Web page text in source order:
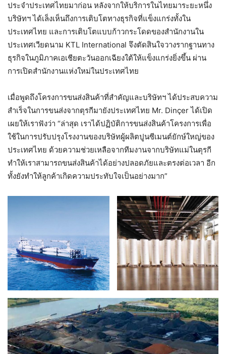
ประจำประเทศไทยมาก่อน หลังจากให้บริการในไทยมาระยะหนึ่ง
บริษัทฯ ได้เล็งเห็นถึงการเติบโตทางธุรกิจที่แข็งแกร่งทั้งใน
ประเทศไทย และการเติบโตแบบก้าวกระโดดของสำนักงานใน
ประเทศเวียดนาม KTL International จึงตัดสินใจวางรากฐานทาง
ธุรกิจในภูมิภาคเอเชียตะวันออกเฉียงใต้ให้แข็งแกร่งยิ่งขึ้น ผ่าน
การเปิดสำนักงานแห่งใหม่ในประเทศไทย
เมื่อพูดถึงโครงการขนส่งสินค้าที่สำคัญและบริษัทฯ ได้ประสบความ
สำเร็จในการขนส่งจากตุรกีมายังประเทศไทย Mr. Dinçer ได้เปิด
เผยให้เราฟังว่า “ล่าสุด เราได้ปฏิบัติการขนส่งสินค้าโครงการเพื่อ
ใช้ในการปรับปรุงโรงงานของบริษัทผู้ผลิตปูนซีเมนต์ยักษ์ใหญ่ของ
ประเทศไทย ด้วยความช่วยเหลือจากทีมงานจากบริษัทแม่ในตุรกี
ทำให้เราสามารถขนส่งสินค้าได้อย่างปลอดภัยและตรงต่อเวลา อีก
ทั้งยังทำให้ลูกค้าเกิดความประทับใจเป็นอย่างมาก”